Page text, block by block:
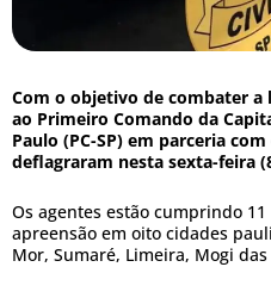
Com o objetivo de combater
ao Primeiro Comando da
Paulo (PC-SP) em parceria
deflagraram nesta sexta-feira
Os agentes estão cumprindo
apreensão em oito cidades
Mor, Sumaré, Limeira, Mogi